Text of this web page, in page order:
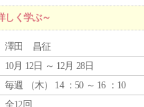
く学ぶ～
澤田 昌征
10月 12日 ～ 12月 28日
毎週 （木） 14 ：50 ～ 16 ：10
全12回